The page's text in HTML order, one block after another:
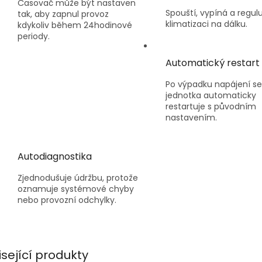
produkty
Časovač může být nastaven
tak, aby zapnul provoz
kdykoliv během 24hodinové
periody.
Spouští, vypíná a
klimatizaci na dálku.
Automatický restart
Po výpadku napájení se
jednotka automaticky
restartuje s původním
nastavením.
Autodiagnostika
Zjednodušuje údržbu, protože
oznamuje systémové chyby
nebo provozní odchylky.